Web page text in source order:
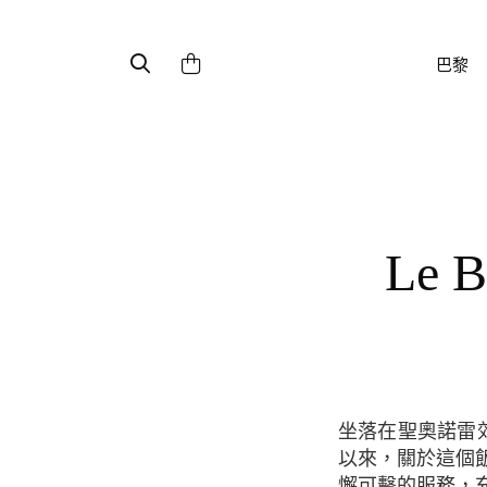
巴黎
Le
坐落在聖奧諾雷郊區街上，今年(2015年)這個標誌性的飯店正在慶祝九十週年，自從1925年
以來，關於這個